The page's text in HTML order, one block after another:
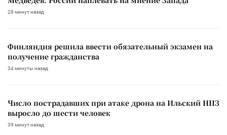
28 минут назад
Финляндия решила ввести обязательный экзамен на
получение гражданства
34 минуты назад
Число пострадавших при атаке дрона на Ильский НПЗ
выросло до шести человек
39 минут назад